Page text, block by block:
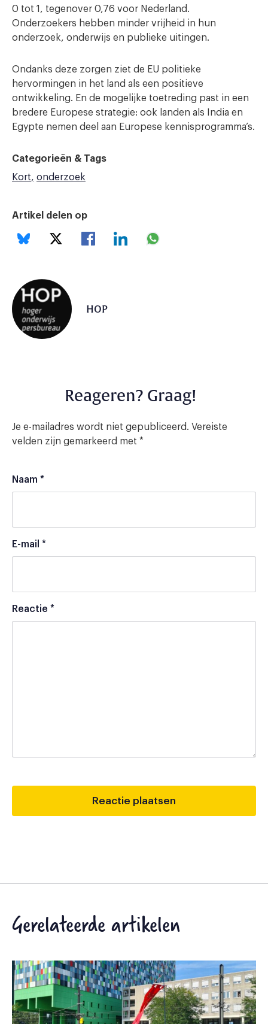
0 tot 1, tegenover 0,76 voor Nederland.
Onderzoekers hebben minder vrijheid in hun
onderzoek, onderwijs en publieke uitingen.
Ondanks deze zorgen ziet de EU politieke
hervormingen in het land als een positieve
ontwikkeling. En de mogelijke toetreding past in een
bredere Europese strategie: ook landen als India en
Egypte nemen deel aan Europese kennisprogramma’s.
Categorieën & Tags
Kort
onderzoek
Artikel delen op
HOP
Reageren? Graag!
Je e-mailadres wordt niet gepubliceerd. Vereiste
velden zijn gemarkeerd met *
Naam *
E-mail *
Reactie *
Gerelateerde artikelen